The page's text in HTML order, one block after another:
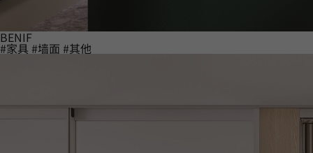
BENIF
#家具 #墙面 #其他